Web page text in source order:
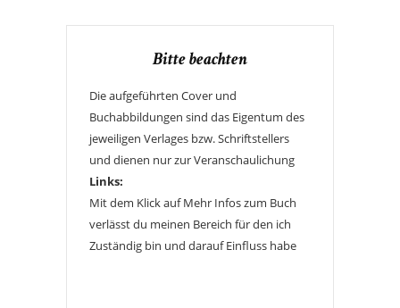
Bitte beachten
Die aufgeführten Cover und
Buchabbildungen sind das Eigentum des
jeweiligen Verlages bzw. Schriftstellers
und dienen nur zur Veranschaulichung
Links:
Mit dem Klick auf Mehr Infos zum Buch
verlässt du meinen Bereich für den ich
Zuständig bin und darauf Einfluss habe